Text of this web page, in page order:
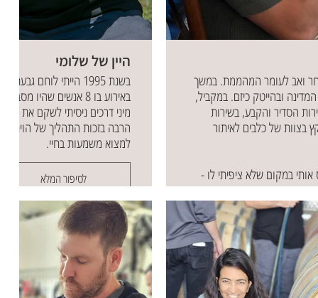
לשחר ואב לעומר המהממת. במשך
ובהייטק כיזם. במקביל,
הסדיר והקבע, בשירות
בצוות של כלבים לאיתור
אותי במקום שלא ציפיתי לו -
בסוף הסבב הראשון הסביבה
שמשהו שונה. התחלתי בטיפול
ואיך אני עוצר את שטף הדם
לאיזשהו כיוון שיקומי. אני
שאני יכול כדי להמשיך
אני לומד ומקבל את
היין של שלומי
בשנת 1995 הייתי לוחם
באירוע בו 8 אנשים שהיו
מיני דרכים ניסיתי לשקם את
הרבה בזכות התהליך של
למצוא משמעות בחיי.
לסיפור המלא